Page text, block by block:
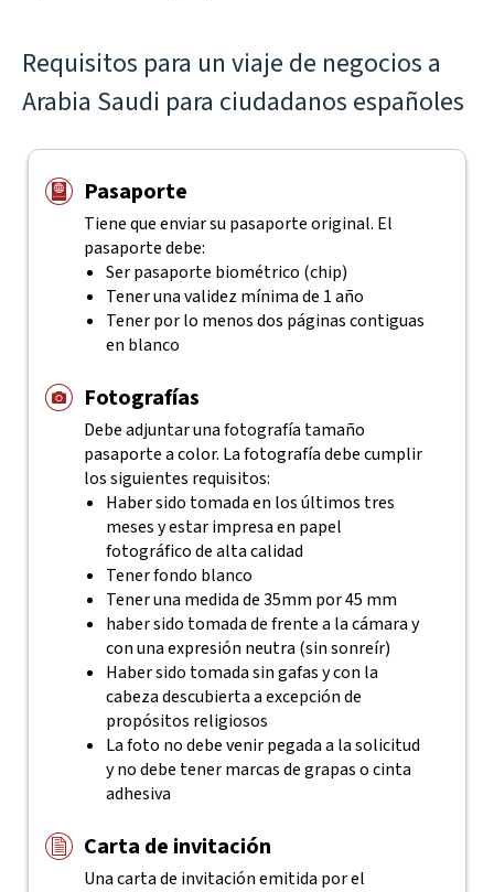
Requisitos para un viaje de negocios a
Arabia Saudi para ciudadanos españoles
Pasaporte
Tiene que enviar su pasaporte original. El
pasaporte debe:
Ser pasaporte biométrico (chip)
Tener una validez mínima de 1 año
Tener por lo menos dos páginas contiguas
en blanco
Fotografías
Debe adjuntar una fotografía tamaño
pasaporte a color. La fotografía debe cumplir
los siguientes requisitos:
Haber sido tomada en los últimos tres
meses y estar impresa en papel
fotográfico de alta calidad
Tener fondo blanco
Tener una medida de 35mm por 45 mm
haber sido tomada de frente a la cámara y
con una expresión neutra (sin sonreír)
Haber sido tomada sin gafas y con la
cabeza descubierta a excepción de
propósitos religiosos
La foto no debe venir pegada a la solicitud
y no debe tener marcas de grapas o cinta
adhesiva
Carta de invitación
Una carta de invitación emitida por el